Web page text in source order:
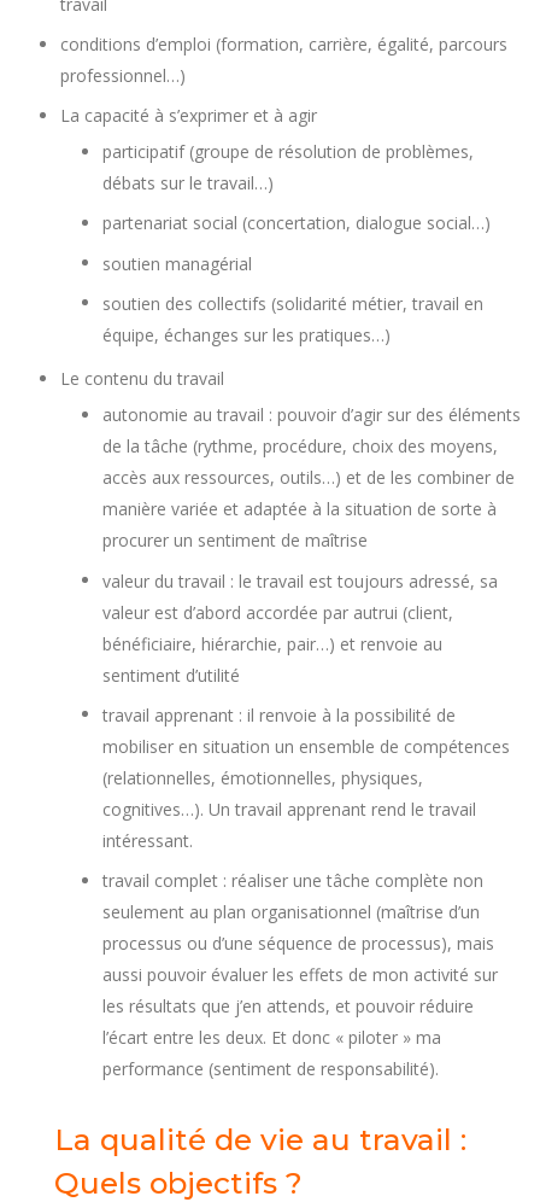
conditions d’emploi (formation, carrière, égalité, parcours
professionnel…)
La capacité à s’exprimer et à agir
participatif (groupe de résolution de problèmes,
débats sur le travail…)
partenariat social (concertation, dialogue social…)
soutien managérial
soutien des collectifs (solidarité métier, travail en
équipe, échanges sur les pratiques…)
Le contenu du travail
autonomie au travail : pouvoir d’agir sur des éléments
de la tâche (rythme, procédure, choix des moyens,
accès aux ressources, outils…) et de les combiner de
manière variée et adaptée à la situation de sorte à
procurer un sentiment de maîtrise
valeur du travail : le travail est toujours adressé, sa
valeur est d’abord accordée par autrui (client,
bénéficiaire, hiérarchie, pair…) et renvoie au
sentiment d’utilité
travail apprenant : il renvoie à la possibilité de
mobiliser en situation un ensemble de compétences
(relationnelles, émotionnelles, physiques,
cognitives…). Un travail apprenant rend le travail
intéressant.
travail complet : réaliser une tâche complète non
seulement au plan organisationnel (maîtrise d’un
processus ou d’une séquence de processus), mais
aussi pouvoir évaluer les effets de mon activité sur
les résultats que j’en attends, et pouvoir réduire
l’écart entre les deux. Et donc « piloter » ma
performance (sentiment de responsabilité).
La qualité de vie au travail :
Quels objectifs ?